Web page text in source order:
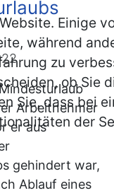
Arbeitnehmer
er aus
gehindert war,
Ablauf eines
Einige
während
zu
ob Sie
Sie, dass bei
der